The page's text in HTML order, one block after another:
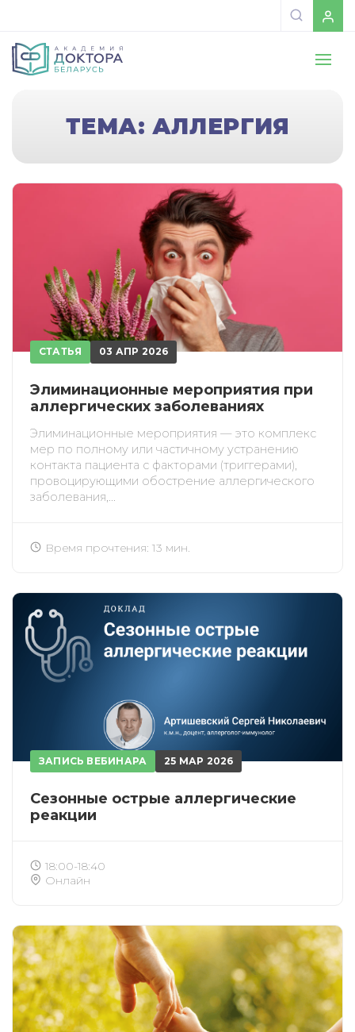
ТЕМА: АЛЛЕРГИЯ
СТАТЬЯ 03 АПР 2026
Элиминационные мероприятия при
аллергических заболеваниях
Элиминационные мероприятия — это комплекс
мер по полному или частичному устранению
контакта пациента с факторами (триггерами),
провоцирующими обострение аллергического
заболевания,...
Время прочтения: 13 мин.
ЗАПИСЬ ВЕБИНАРА 25 МАР 2026
Сезонные острые аллергические
реакции
18:00-18:40
Онлайн